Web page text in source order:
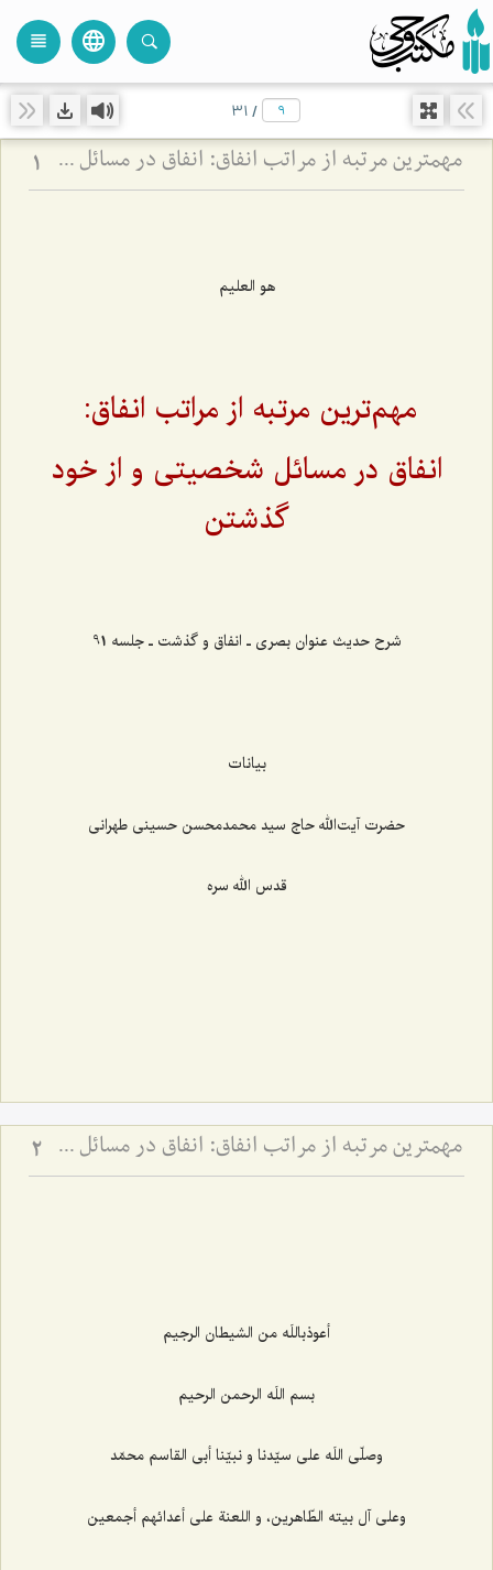
language
view_headline
/
31
مهم‏ترین مرتبه از مراتب انفاق: انفاق در مسائل شخصیتى و از خود گذشتن‏ 1
هو العلیم
مهم‌ترین مرتبه از مراتب انفاق:
انفاق در مسائل شخصیتى و از خود
گذشتن‌
شرح حدیث عنوان بصری ـ انفاق و گذشت ـ جلسه 91
بیانات
حضرت آیت‌الله حاج سید محمدمحسن حسینی طهرانی
قدس الله سره
مهم‏ترین مرتبه از مراتب انفاق: انفاق در مسائل شخصیتى و از خود گذشتن‏ 2
أعوذباللَه من الشيطان الرجيم‌
بسم اللَه الرحمن الرحيم‌
وصلّى اللَه على سيّدنا و نبيّنا أبى القاسم محمّد
وعلى آل بيته الطّاهرين، و اللعنة على أعدائهم أجمعين‌